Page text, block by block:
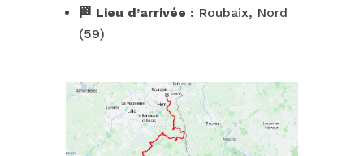
🏁 Lieu d’arrivée : Roubaix, Nord
(59)